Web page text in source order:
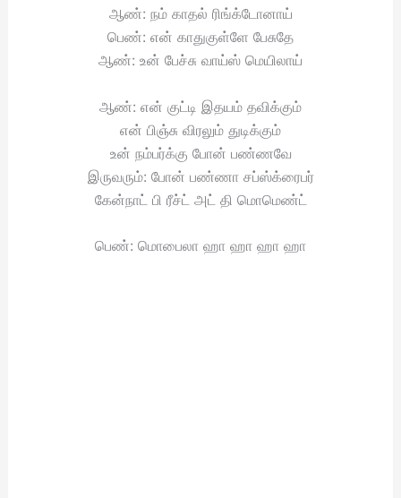
ஆண்: நம் காதல் ரிங்க்டோனாய்
பெண்: என் காதுகுள்ளே பேசுதே
ஆண்: உன் பேச்சு வாய்ஸ் மெயிலாய்
ஆண்: என் குட்டி இதயம் தவிக்கும்
என் பிஞ்சு விரலும் துடிக்கும்
உன் நம்பர்க்கு போன் பண்ணவே
இருவரும்: போன் பண்ணா சப்ஸ்க்ரைபர்
கேன்நாட் பி ரீச்ட் அட் தி மொமெண்ட்
பெண்: மொபைலா ஹா ஹா ஹா ஹா